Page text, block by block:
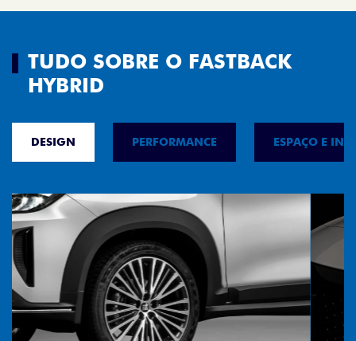
TUDO SOBRE O FASTBACK
HYBRID
DESIGN PERFORMANCE ESPAÇO E